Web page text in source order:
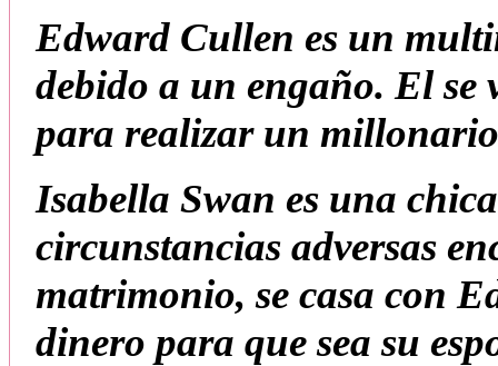
Edward Cullen es un
debido a un engaño. El se
para realizar un
Isabella Swan es una
circunstancias adversas
matrimonio, se casa con
dinero para que sea su